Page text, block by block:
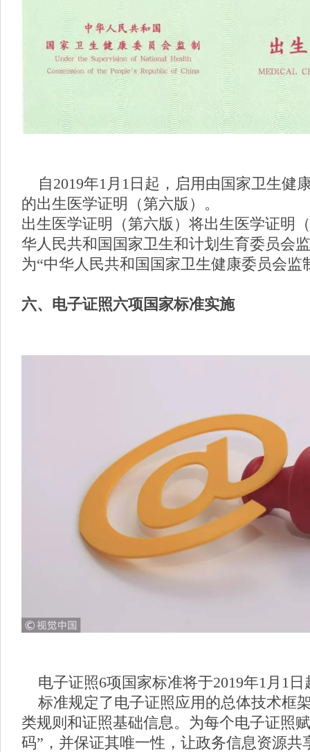
自2019年1月1日起，启用由国家卫生健
的出生医学证明（第六版）。
出生医学证明（第六版）将出生医学证明
华人民共和国国家卫生和计划生育委员会
为“中华人民共和国国家卫生健康委员会监
六、 电子证照六项国家标准实施
电子证照6项国家标准将于2019年1月1日
标准规定了电子证照应用的总体技术框
类规则和证照基础信息。为每个电子证照
码”，并保证其唯一性，让政务信息资源共